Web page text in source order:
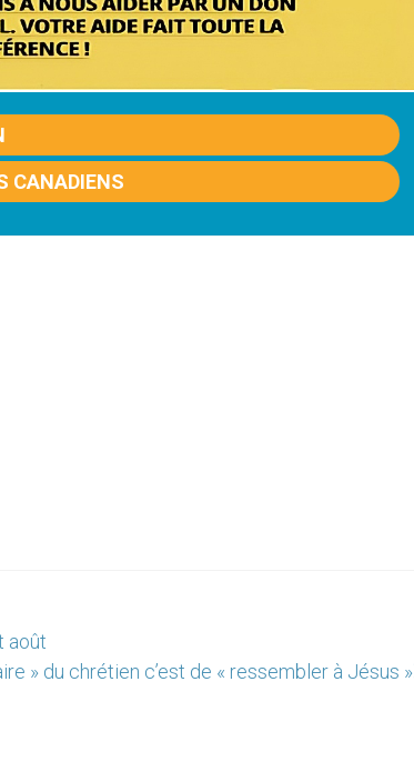
CANADIENS
août
» du chrétien c’est de « ressembler à Jésus »